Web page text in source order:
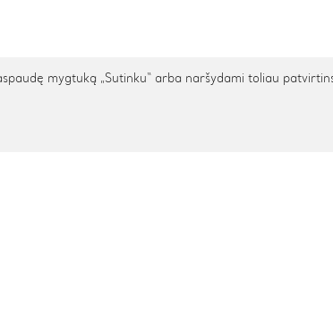
mygtuką „Sutinku“ arba naršydami toliau